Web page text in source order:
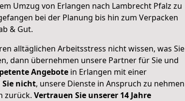
Umzug von Erlangen nach Lambrecht Pfalz zu
bei der Planung bis hin zum Verpacken
& Gut.
alltäglichen Arbeitsstress nicht wissen, was Sie
dann übernehmen unsere Partner für Sie und
Angebote in Erlangen mit einer
Sie nicht, unsere Dienste in Anspruch zu nehmen
zurück. Vertrauen Sie unserer 14 Jahre